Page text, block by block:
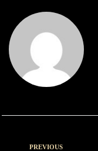
PREVIOUS